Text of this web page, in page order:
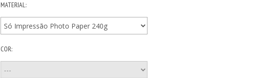
MATERIAL:
COR: